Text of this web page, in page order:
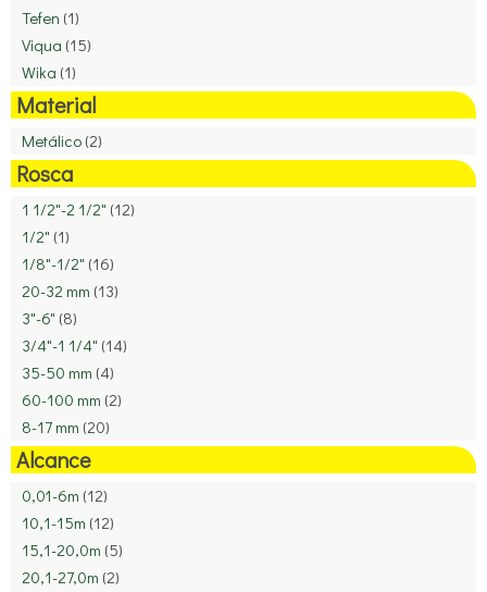
Tefen (1)
Viqua (15)
Wika (1)
Material
Metálico (2)
Rosca
1 1/2"-2 1/2" (12)
1/2" (1)
1/8"-1/2" (16)
20-32 mm (13)
3"-6" (8)
3/4"-1 1/4" (14)
35-50 mm (4)
60-100 mm (2)
8-17 mm (20)
Alcance
0,01-6m (12)
10,1-15m (12)
15,1-20,0m (5)
20,1-27,0m (2)